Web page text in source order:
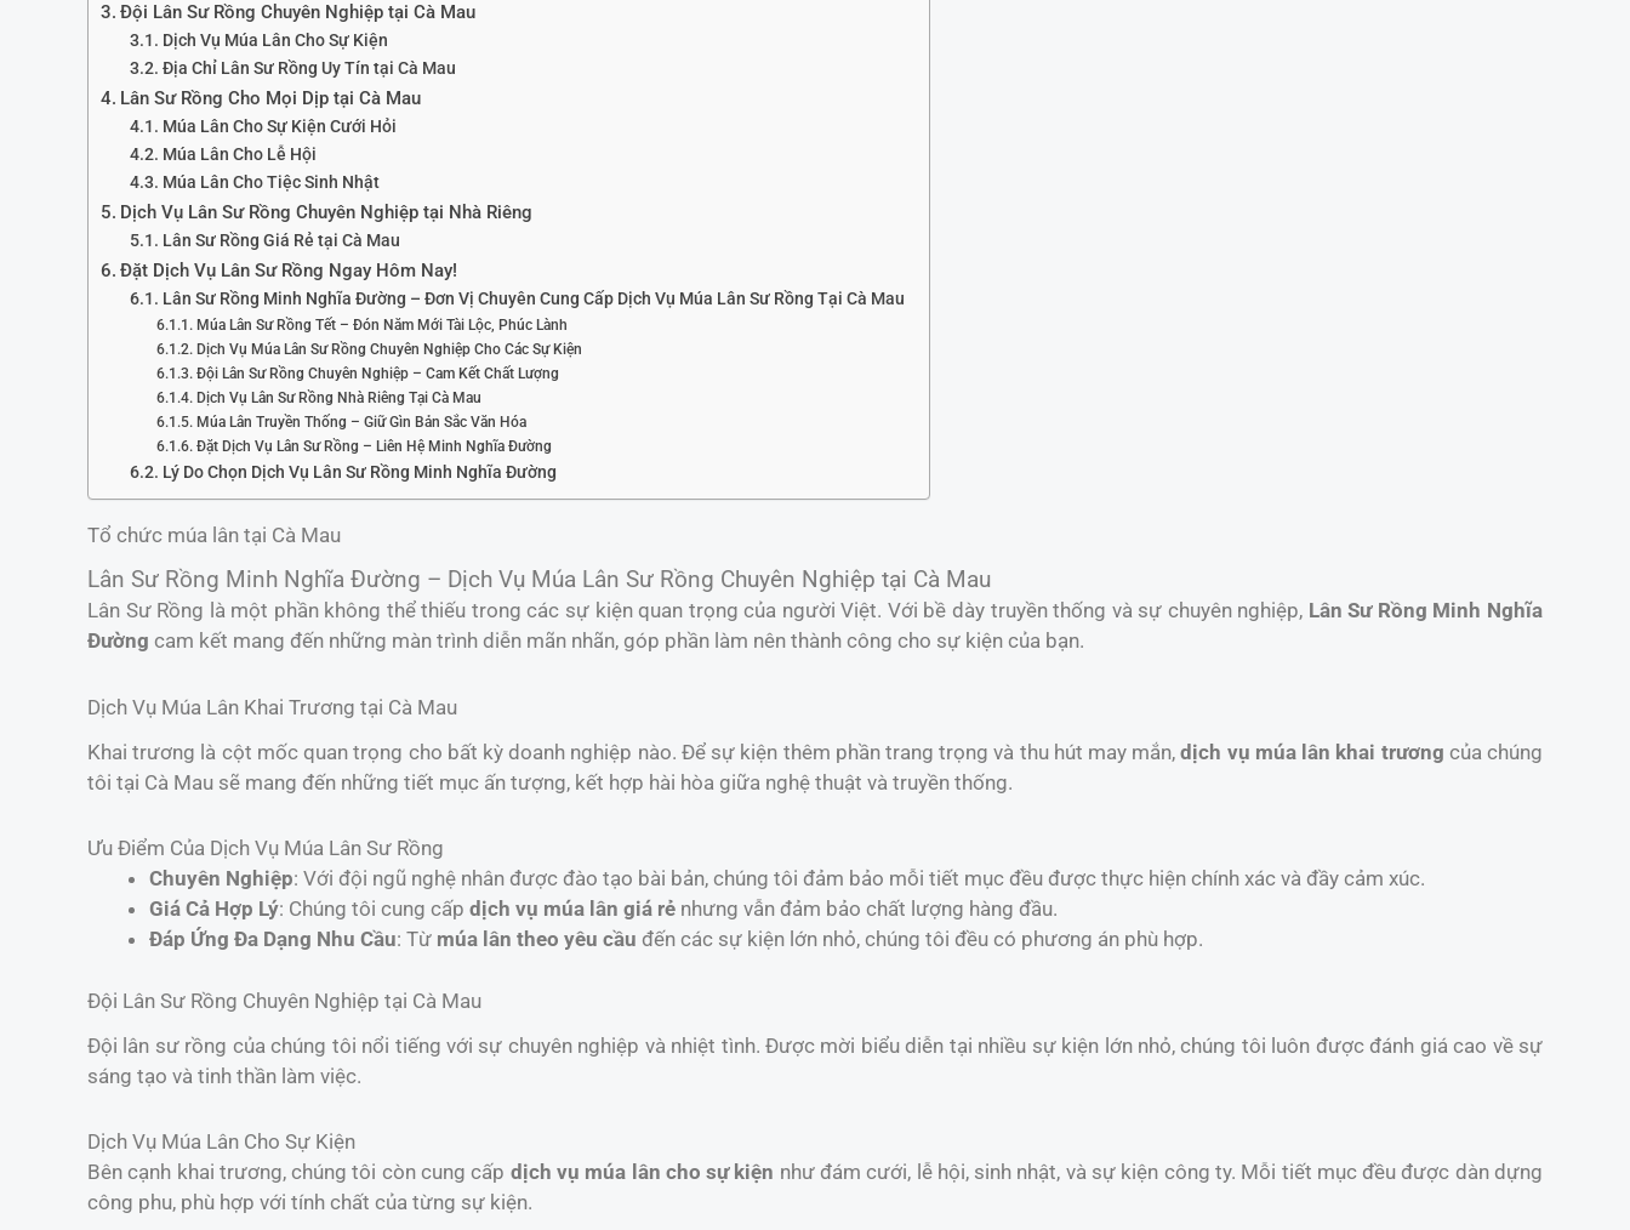
Đội Lân Sư Rồng Chuyên Nghiệp tại Cà Mau
Dịch Vụ Múa Lân Cho Sự Kiện
Địa Chỉ Lân Sư Rồng Uy Tín tại Cà Mau
Lân Sư Rồng Cho Mọi Dịp tại Cà Mau
Múa Lân Cho Sự Kiện Cưới Hỏi
Múa Lân Cho Lễ Hội
Múa Lân Cho Tiệc Sinh Nhật
Dịch Vụ Lân Sư Rồng Chuyên Nghiệp tại Nhà Riêng
Lân Sư Rồng Giá Rẻ tại Cà Mau
Đặt Dịch Vụ Lân Sư Rồng Ngay Hôm Nay!
Lân Sư Rồng Minh Nghĩa Đường – Đơn Vị Chuyên Cung Cấp Dịch Vụ Múa Lân Sư Rồng Tại Cà Mau
Múa Lân Sư Rồng Tết – Đón Năm Mới Tài Lộc, Phúc Lành
Dịch Vụ Múa Lân Sư Rồng Chuyên Nghiệp Cho Các Sự Kiện
Đội Lân Sư Rồng Chuyên Nghiệp – Cam Kết Chất Lượng
Dịch Vụ Lân Sư Rồng Nhà Riêng Tại Cà Mau
Múa Lân Truyền Thống – Giữ Gìn Bản Sắc Văn Hóa
Đặt Dịch Vụ Lân Sư Rồng – Liên Hệ Minh Nghĩa Đường
Lý Do Chọn Dịch Vụ Lân Sư Rồng Minh Nghĩa Đường
Tổ chức múa lân tại Cà Mau
Lân Sư Rồng Minh Nghĩa Đường – Dịch Vụ Múa Lân Sư Rồng Chuyên Nghiệp tại Cà Mau
Lân Sư Rồng là một phần không thể thiếu trong các sự kiện quan trọng của người Việt. Với bề dày truyền thống và sự chuyên nghiệp, Lân Sư Rồng Minh Nghĩa
Đường cam kết mang đến những màn trình diễn mãn nhãn, góp phần làm nên thành công cho sự kiện của bạn.
Dịch Vụ Múa Lân Khai Trương tại Cà Mau
Khai trương là cột mốc quan trọng cho bất kỳ doanh nghiệp nào. Để sự kiện thêm phần trang trọng và thu hút may mắn,dịch vụ múa lân khai trương của chúng
tôi tại Cà Mau sẽ mang đến những tiết mục ấn tượng, kết hợp hài hòa giữa nghệ thuật và truyền thống.
Ưu Điểm Của Dịch Vụ Múa Lân Sư Rồng
Chuyên Nghiệp: Với đội ngũ nghệ nhân được đào tạo bài bản, chúng tôi đảm bảo mỗi tiết mục đều được thực hiện chính xác và đầy cảm xúc.
Giá Cả Hợp Lý: Chúng tôi cung cấp dịch vụ múa lân giá rẻ nhưng vẫn đảm bảo chất lượng hàng đầu.
Đáp Ứng Đa Dạng Nhu Cầu: Từ múa lân theo yêu cầu đến các sự kiện lớn nhỏ, chúng tôi đều có phương án phù hợp.
Đội Lân Sư Rồng Chuyên Nghiệp tại Cà Mau
Đội lân sư rồng của chúng tôi nổi tiếng với sự chuyên nghiệp và nhiệt tình. Được mời biểu diễn tại nhiều sự kiện lớn nhỏ, chúng tôi luôn được đánh giá cao về sự
sáng tạo và tinh thần làm việc.
Dịch Vụ Múa Lân Cho Sự Kiện
Bên cạnh khai trương, chúng tôi còn cung cấp dịch vụ múa lân cho sự kiện như đám cưới, lễ hội, sinh nhật, và sự kiện công ty. Mỗi tiết mục đều được dàn dựng
công phu, phù hợp với tính chất của từng sự kiện.